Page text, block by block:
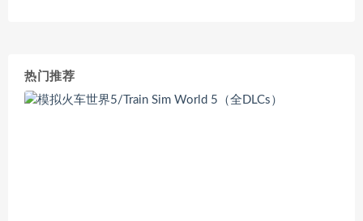
热门推荐